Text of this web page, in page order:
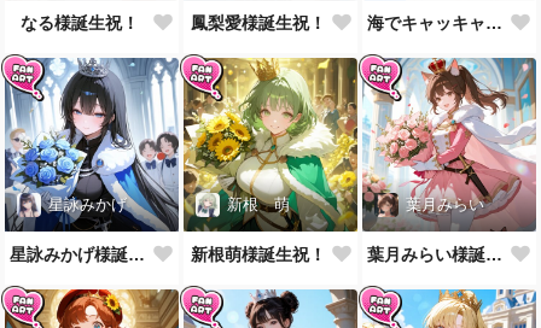
なる様誕生祝！ 鳳梨愛様誕生祝！ 海でキャッキャウフフするやつ第2弾
星詠みかげ
星詠みかげ様誕生祝！
新根 萌
新根萌様誕生祝！
葉月みらい
葉月みらい様誕生祝！